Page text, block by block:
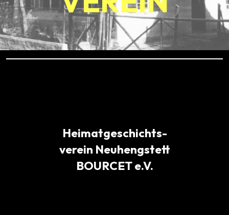
Heimatgeschichts-
verein Neuhengstett
BOURCET e.V.